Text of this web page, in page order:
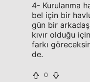
4- Kurulanma
bel için bir
gün bir
kıvır olduğu
farkı
de.
0